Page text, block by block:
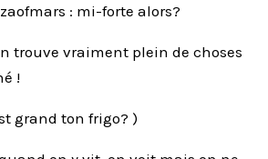
: mi-forte alors?
trouve vraiment plein de choses
!
grand ton frigo? )